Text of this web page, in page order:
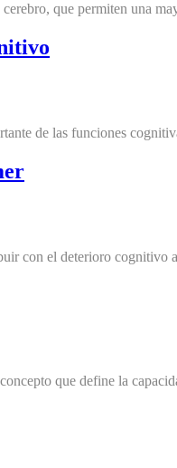
que permiten una
de las funciones
con el deterioro cognitivo
que define la